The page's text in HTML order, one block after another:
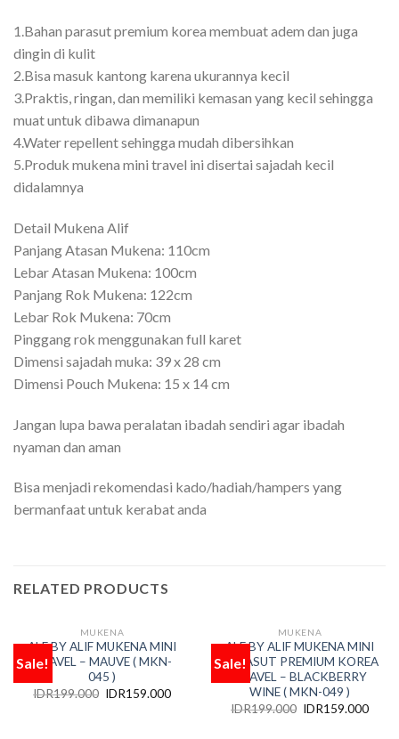
1.Bahan parasut premium korea membuat adem dan juga
dingin di kulit
2.Bisa masuk kantong karena ukurannya kecil
3.Praktis, ringan, dan memiliki kemasan yang kecil sehingga
muat untuk dibawa dimanapun
4.Water repellent sehingga mudah dibersihkan
5.Produk mukena mini travel ini disertai sajadah kecil
didalamnya
Detail Mukena Alif
Panjang Atasan Mukena: 110cm
Lebar Atasan Mukena: 100cm
Panjang Rok Mukena: 122cm
Lebar Rok Mukena: 70cm
Pinggang rok menggunakan full karet
Dimensi sajadah muka: 39 x 28 cm
Dimensi Pouch Mukena: 15 x 14 cm
Jangan lupa bawa peralatan ibadah sendiri agar ibadah
nyaman dan aman
Bisa menjadi rekomendasi kado/hadiah/hampers yang
bermanfaat untuk kerabat anda
RELATED PRODUCTS
Sale!
Add
OUT OF STOCK
MUKENA
ALF BY ALIF MUKENA MINI
TRAVEL – MAUVE ( MKN-
045 )
IDR199.000 IDR159.000
Sale!
Add
to
wishlist
OUT OF STOCK
MUKENA
ALF BY ALIF MUKENA MINI
PARASUT PREMIUM KOREA
TRAVEL – BLACKBERRY
WINE ( MKN-049 )
IDR199.000 IDR159.000